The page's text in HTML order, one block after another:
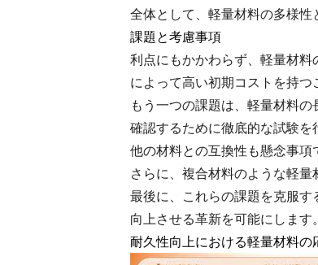
全体として、軽量材料の多様性
課題と考慮事項
利点にもかかわらず、軽量材
によって高い初期コストを持つ
もう一つの課題は、軽量材料
確認するために徹底的な試験を
他の材料との互換性も懸念事項
さらに、複合材料のような軽
最後に、これらの課題を克服
向上させる革新を可能にします。
耐久性向上における軽量材料の